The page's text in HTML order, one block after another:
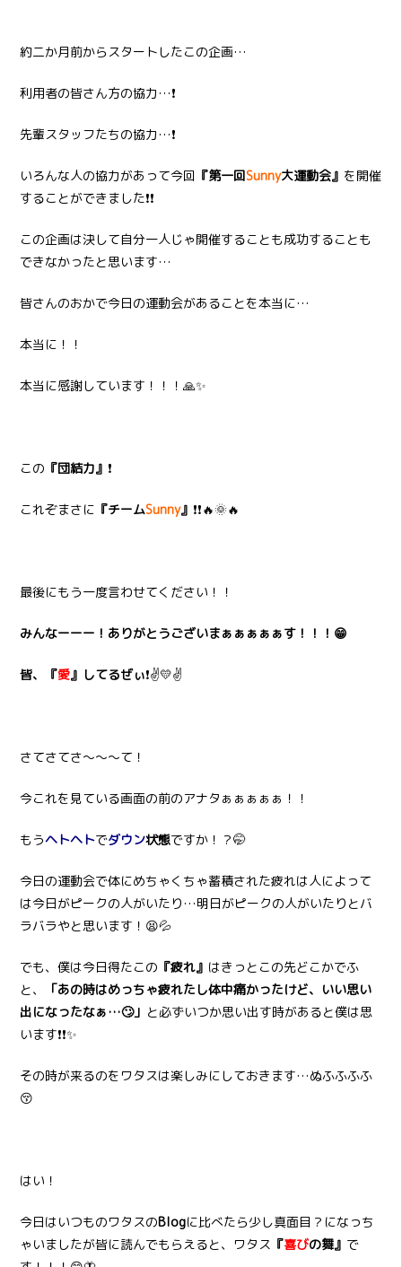
約二か月前からスタートしたこの企画…
利用者の皆さん方の協力…❗
先輩スタッフたちの協力…❗
いろんな人の協力があって今回 『第一回Sunny大運動会』 を開催
することができました❗❗
この企画は決して自分一人じゃ開催することも成功することも
できなかったと思います…
皆さんのおかで今日の運動会があることを本当に…
本当に！！
本当に感謝しています！！！🙏✨
この 『団結力』 ❗
これぞまさに 『チームSunny』 ❗❗🔥🌞🔥
最後にもう一度言わせてください！！
みんなーーー！ありがとうございまぁぁぁぁぁす！！！😁
皆、『愛』 してるぜぃ❗✌💛✌
さてさてさ～～～て！
今これを見ている画面の前のアナタぁぁぁぁぁ！！
もうヘトヘトでダウン状態ですか！？🤭
今日の運動会で体にめちゃくちゃ蓄積された疲れは人によって
は今日がピークの人がいたり…明日がピークの人がいたりとバ
ラバラやと思います！😫💦
でも、僕は今日得たこの 『疲れ』 はきっとこの先どこかでふ
と、
「あの時はめっちゃ疲れたし体中痛かったけど、いい思い
出になったなぁ…🙄」 と必ずいつか思い出す時があると僕は思
います❗❗✨
その時が来るのをワタスは楽しみにしておきます…ぬふふふふ
😚
はい！
今日はいつものワタスのBlogに比べたら少し真面目？になっち
ゃいましたが皆に読んでもらえると、ワタス 『喜びの舞』 で